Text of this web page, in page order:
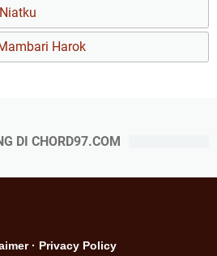
Harok
DI CHORD97.COM
· Privacy Policy